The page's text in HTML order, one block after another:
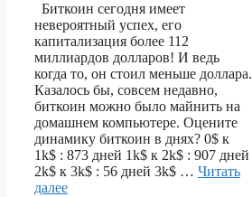
Биткоин сегодня имеет
невероятный успех, его
капитализация более 112
миллиардов долларов! И ведь
когда то, он стоил меньше доллара.
Казалось бы, совсем недавно,
биткоин можно было майнить на
домашнем компьютере. Оцените
динамику биткоин в днях? 0$ к
1k$ : 873 дней 1k$ к 2k$ : 907 дней
2k$ к 3k$ : 56 дней 3k$ … Читать
далее